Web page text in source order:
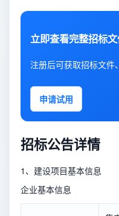
立即查看完整招标
注册后可获取招标文件
申请试用
招标公告详情
1、建设项目基本信息
企业基本信息